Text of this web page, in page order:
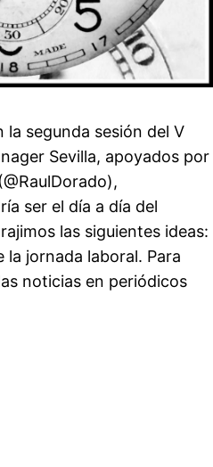
la segunda sesión del V
Sevilla, apoyados por
ser el día a día del
las siguientes ideas:
laboral. Para
noticias en periódicos